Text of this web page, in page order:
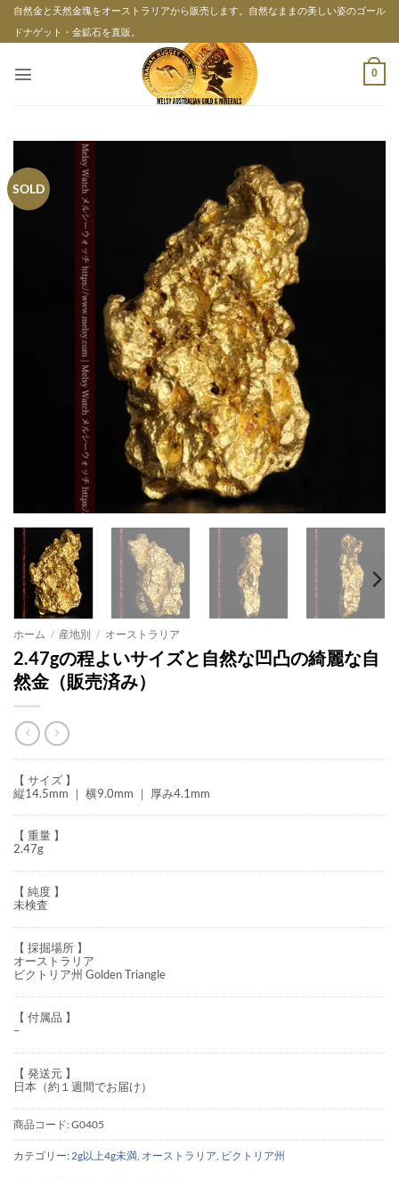
Skip自然金と天然金塊をオーストラリアから販売します。自然なままの美しい姿のゴール
ドナゲット・金鉱石を直販。
0
SOLD
ホーム / 産地別 / オーストラリア
2.47gの程よいサイズと自然な凹凸の綺麗な自
然金（販売済み）
【 サイズ 】
縦14.5mm ｜ 横9.0mm ｜ 厚み4.1mm
【 重量 】
2.47g
【 純度 】
未検査
【 採掘場所 】
オーストラリア
ビクトリア州 Golden Triangle
【 付属品 】
–
【 発送元 】
日本（約１週間でお届け）
商品コード:G0405
カテゴリー: 2g以上4g未満 オーストラリア ビクトリア州